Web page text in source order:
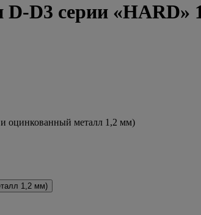
D-D3 серии
оцинкованный металл 1,2 мм)
1,2 мм)